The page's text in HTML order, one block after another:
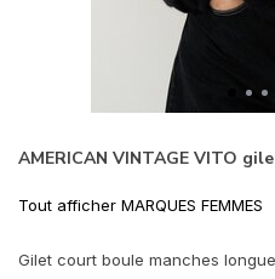
AMERICAN VINTAGE VITO
Tout afficher MARQUES FEMMES
Gilet court boule manches